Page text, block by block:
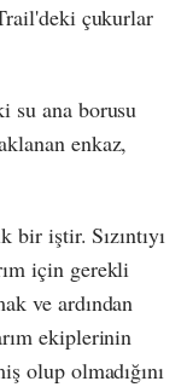
çukurlar
su ana borusu
enkaz,
bir iştir. Sızıntıyı
için gerekli
ve ardından
ekiplerinin
olup olmadığını